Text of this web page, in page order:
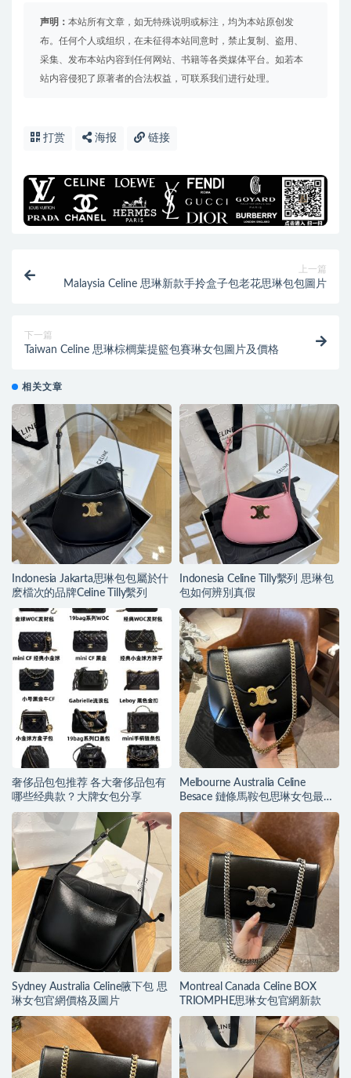
声明： 本站所有文章，如无特殊说明或标注，均为本站原创发
布。任何个人或组织，在未征得本站同意时，禁止复制、盗用、
采集、发布本站内容到任何网站、书籍等各类媒体平台。如若本
站内容侵犯了原著者的合法权益，可联系我们进行处理。
打赏 海报 链接
上一篇
Malaysia Celine 思琳新款手拎盒子包老花思琳包包圖片
下一篇
Taiwan Celine 思琳棕櫚葉提籃包賽琳女包圖片及價格
相关文章
Indonesia Jakarta思琳包包屬於什
麽檔次的品牌Celine Tilly繫列
Indonesia Celine Tilly繫列 思琳包
包如何辨別真假
奢侈品包包推荐 各大奢侈品包有
哪些经典款？大牌女包分享
Melbourne Australia Celine
Besace 鏈條馬鞍包思琳女包最新
款
Sydney Australia Celine腋下包 思
琳女包官網價格及圖片
Montreal Canada Celine BOX
TRIOMPHE思琳女包官網新款